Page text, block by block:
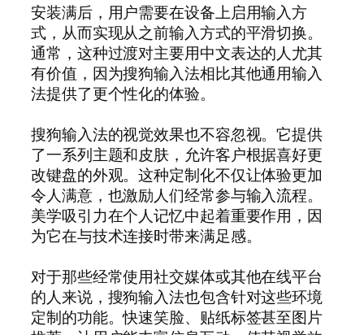
安装满后，用户需要在设备上启用输入方
式，从而实现从之前输入方式的平滑切换。
通常，这种过渡对主要用中文表达的人尤其
有价值，因为搜狗输入法相比其他通用输入
法提供了更个性化的体验。
搜狗输入法的视觉效果也不容忽视。它提供
了一系列主题和皮肤，允许客户根据喜好更
改键盘的外观。这种定制化不仅让体验更加
令人满意，也激励人们经常参与输入流程。
美学吸引力在个人记忆中起着重要作用，因
为它在与技术连接时带来满足感。
对于那些经常使用社交媒体或其他在线平台
的人来说，搜狗输入法也包含针对这些环境
定制的功能。快速笑脸、贴纸标签甚至图片